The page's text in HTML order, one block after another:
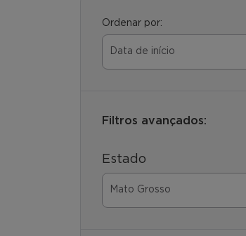
Ordenar por:
Filtros avançados:
Estado